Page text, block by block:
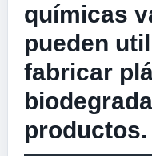
químicas
pueden
fabricar
productos.